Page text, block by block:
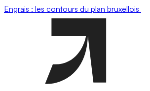
Engrais : les contours du plan bruxellois